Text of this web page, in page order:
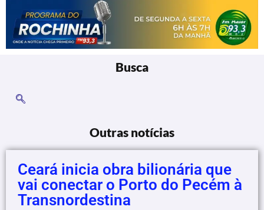
Busca
Outras notícias
Ceará inicia obra bilionária que
vai conectar o Porto do Pecém à
Transnordestina